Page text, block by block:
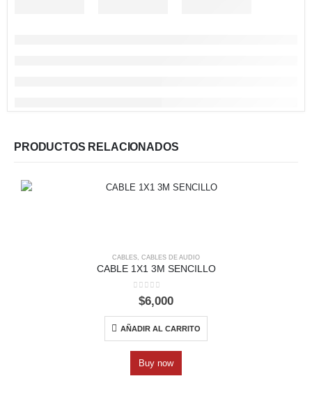
PRODUCTOS RELACIONADOS
CABLES, CABLES DE AUDIO
CABLE 1X1 3M SENCILLO
out of 5
$6,000
AÑADIR AL CARRITO
Buy now